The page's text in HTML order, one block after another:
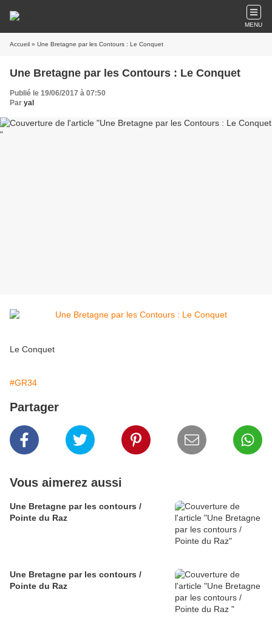
MENU
Accueil » Une Bretagne par les Contours : Le Conquet
Une Bretagne par les Contours : Le Conquet
Publié le 19/06/2017 à 07:50
Par yal
Le Conquet
#GR34
Partager
Vous aimerez aussi
Une Bretagne par les contours /
Pointe du Raz
Une Bretagne par les contours /
Pointe du Raz